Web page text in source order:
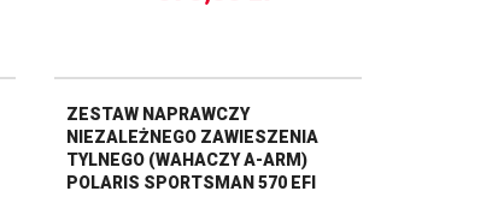
ZESTAW NAPRAWCZY
NIEZALEŻNEGO ZAWIESZENIA
TYLNEGO (WAHACZY A-ARM)
POLARIS SPORTSMAN 570 EFI